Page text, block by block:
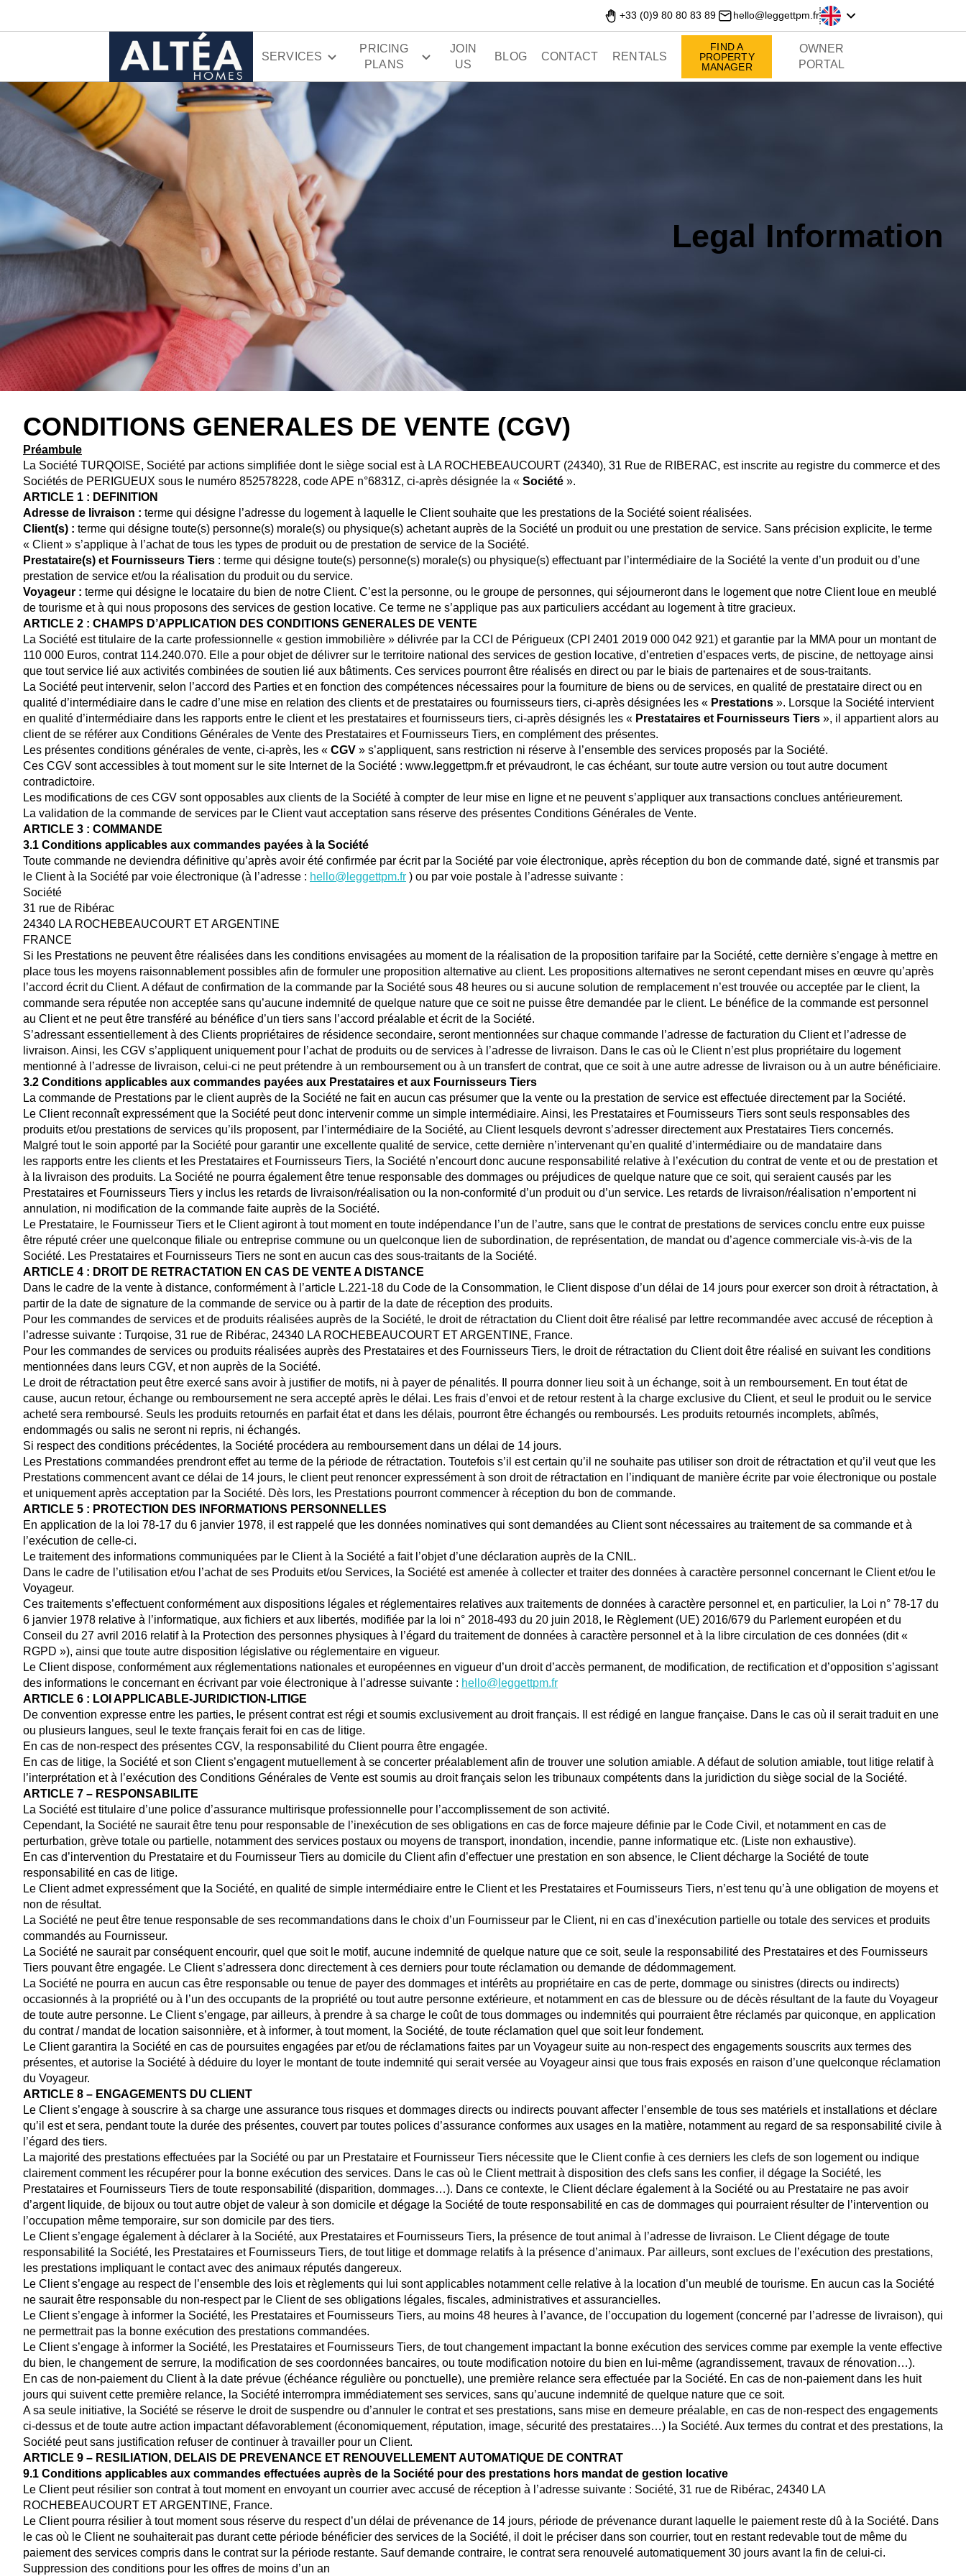
+33 (0)9 80 80 83 89 hello@leggettpm.fr
SERVICES
PRICING
PLANS
JOIN
US
BLOG CONTACT RENTALS
FIND A
PROPERTY
MANAGER
OWNER
PORTAL
Legal Information
CONDITIONS GENERALES DE VENTE (CGV)
Préambule
La Société TURQOISE, Société par actions simplifiée dont le siège social est à LA ROCHEBEAUCOURT (24340), 31 Rue de RIBERAC, est inscrite au registre du commerce et des
Sociétés de PERIGUEUX sous le numéro 852578228, code APE n°6831Z, ci-après désignée la « Société ».
ARTICLE 1 : DEFINITION
Adresse de livraison : terme qui désigne l’adresse du logement à laquelle le Client souhaite que les prestations de la Société soient réalisées.
Client(s) : terme qui désigne toute(s) personne(s) morale(s) ou physique(s) achetant auprès de la Société un produit ou une prestation de service. Sans précision explicite, le terme
« Client » s’applique à l’achat de tous les types de produit ou de prestation de service de la Société.
Prestataire(s) et Fournisseurs Tiers : terme qui désigne toute(s) personne(s) morale(s) ou physique(s) effectuant par l’intermédiaire de la Société la vente d’un produit ou d’une
prestation de service et/ou la réalisation du produit ou du service.
Voyageur : terme qui désigne le locataire du bien de notre Client. C’est la personne, ou le groupe de personnes, qui séjourneront dans le logement que notre Client loue en meublé
de tourisme et à qui nous proposons des services de gestion locative. Ce terme ne s’applique pas aux particuliers accédant au logement à titre gracieux.
ARTICLE 2 : CHAMPS D’APPLICATION DES CONDITIONS GENERALES DE VENTE
La Société est titulaire de la carte professionnelle « gestion immobilière » délivrée par la CCI de Périgueux (CPI 2401 2019 000 042 921) et garantie par la MMA pour un montant de
110 000 Euros, contrat 114.240.070. Elle a pour objet de délivrer sur le territoire national des services de gestion locative, d’entretien d’espaces verts, de piscine, de nettoyage ainsi
que tout service lié aux activités combinées de soutien lié aux bâtiments. Ces services pourront être réalisés en direct ou par le biais de partenaires et de sous-traitants.
La Société peut intervenir, selon l’accord des Parties et en fonction des compétences nécessaires pour la fourniture de biens ou de services, en qualité de prestataire direct ou en
qualité d’intermédiaire dans le cadre d’une mise en relation des clients et de prestataires ou fournisseurs tiers, ci-après désignées les « Prestations ». Lorsque la Société intervient
en qualité d’intermédiaire dans les rapports entre le client et les prestataires et fournisseurs tiers, ci-après désignés les « Prestataires et Fournisseurs Tiers », il appartient alors au
client de se référer aux Conditions Générales de Vente des Prestataires et Fournisseurs Tiers, en complément des présentes.
Les présentes conditions générales de vente, ci-après, les « CGV » s’appliquent, sans restriction ni réserve à l’ensemble des services proposés par la Société.
Ces CGV sont accessibles à tout moment sur le site Internet de la Société : www.leggettpm.fr et prévaudront, le cas échéant, sur toute autre version ou tout autre document
contradictoire.
Les modifications de ces CGV sont opposables aux clients de la Société à compter de leur mise en ligne et ne peuvent s’appliquer aux transactions conclues antérieurement.
La validation de la commande de services par le Client vaut acceptation sans réserve des présentes Conditions Générales de Vente.
ARTICLE 3 : COMMANDE
3.1 Conditions applicables aux commandes payées à la Société
Toute commande ne deviendra définitive qu’après avoir été confirmée par écrit par la Société par voie électronique, après réception du bon de commande daté, signé et transmis par
le Client à la Société par voie électronique (à l’adresse : hello@leggettpm.fr ) ou par voie postale à l’adresse suivante :
Société
31 rue de Ribérac
24340 LA ROCHEBEAUCOURT ET ARGENTINE
FRANCE
Si les Prestations ne peuvent être réalisées dans les conditions envisagées au moment de la réalisation de la proposition tarifaire par la Société, cette dernière s’engage à mettre en
place tous les moyens raisonnablement possibles afin de formuler une proposition alternative au client. Les propositions alternatives ne seront cependant mises en œuvre qu’après
l’accord écrit du Client. A défaut de confirmation de la commande par la Société sous 48 heures ou si aucune solution de remplacement n’est trouvée ou acceptée par le client, la
commande sera réputée non acceptée sans qu’aucune indemnité de quelque nature que ce soit ne puisse être demandée par le client. Le bénéfice de la commande est personnel
au Client et ne peut être transféré au bénéfice d’un tiers sans l’accord préalable et écrit de la Société.
S’adressant essentiellement à des Clients propriétaires de résidence secondaire, seront mentionnées sur chaque commande l’adresse de facturation du Client et l’adresse de
livraison. Ainsi, les CGV s’appliquent uniquement pour l’achat de produits ou de services à l’adresse de livraison. Dans le cas où le Client n’est plus propriétaire du logement
mentionné à l’adresse de livraison, celui-ci ne peut prétendre à un remboursement ou à un transfert de contrat, que ce soit à une autre adresse de livraison ou à un autre bénéficiaire.
3.2 Conditions applicables aux commandes payées aux Prestataires et aux Fournisseurs Tiers
La commande de Prestations par le client auprès de la Société ne fait en aucun cas présumer que la vente ou la prestation de service est effectuée directement par la Société.
Le Client reconnaît expressément que la Société peut donc intervenir comme un simple intermédiaire. Ainsi, les Prestataires et Fournisseurs Tiers sont seuls responsables des
produits et/ou prestations de services qu’ils proposent, par l’intermédiaire de la Société, au Client lesquels devront s’adresser directement aux Prestataires Tiers concernés.
Malgré tout le soin apporté par la Société pour garantir une excellente qualité de service, cette dernière n’intervenant qu’en qualité d’intermédiaire ou de mandataire dans
les rapports entre les clients et les Prestataires et Fournisseurs Tiers, la Société n’encourt donc aucune responsabilité relative à l’exécution du contrat de vente et ou de prestation et
à la livraison des produits. La Société ne pourra également être tenue responsable des dommages ou préjudices de quelque nature que ce soit, qui seraient causés par les
Prestataires et Fournisseurs Tiers y inclus les retards de livraison/réalisation ou la non-conformité d’un produit ou d’un service. Les retards de livraison/réalisation n’emportent ni
annulation, ni modification de la commande faite auprès de la Société.
Le Prestataire, le Fournisseur Tiers et le Client agiront à tout moment en toute indépendance l’un de l’autre, sans que le contrat de prestations de services conclu entre eux puisse
être réputé créer une quelconque filiale ou entreprise commune ou un quelconque lien de subordination, de représentation, de mandat ou d’agence commerciale vis-à-vis de la
Société. Les Prestataires et Fournisseurs Tiers ne sont en aucun cas des sous-traitants de la Société.
ARTICLE 4 : DROIT DE RETRACTATION EN CAS DE VENTE A DISTANCE
Dans le cadre de la vente à distance, conformément à l’article L.221-18 du Code de la Consommation, le Client dispose d’un délai de 14 jours pour exercer son droit à rétractation, à
partir de la date de signature de la commande de service ou à partir de la date de réception des produits.
Pour les commandes de services et de produits réalisées auprès de la Société, le droit de rétractation du Client doit être réalisé par lettre recommandée avec accusé de réception à
l’adresse suivante : Turqoise, 31 rue de Ribérac, 24340 LA ROCHEBEAUCOURT ET ARGENTINE, France.
Pour les commandes de services ou produits réalisées auprès des Prestataires et des Fournisseurs Tiers, le droit de rétractation du Client doit être réalisé en suivant les conditions
mentionnées dans leurs CGV, et non auprès de la Société.
Le droit de rétractation peut être exercé sans avoir à justifier de motifs, ni à payer de pénalités. Il pourra donner lieu soit à un échange, soit à un remboursement. En tout état de
cause, aucun retour, échange ou remboursement ne sera accepté après le délai. Les frais d’envoi et de retour restent à la charge exclusive du Client, et seul le produit ou le service
acheté sera remboursé. Seuls les produits retournés en parfait état et dans les délais, pourront être échangés ou remboursés. Les produits retournés incomplets, abîmés,
endommagés ou salis ne seront ni repris, ni échangés.
Si respect des conditions précédentes, la Société procédera au remboursement dans un délai de 14 jours.
Les Prestations commandées prendront effet au terme de la période de rétractation. Toutefois s’il est certain qu’il ne souhaite pas utiliser son droit de rétractation et qu’il veut que les
Prestations commencent avant ce délai de 14 jours, le client peut renoncer expressément à son droit de rétractation en l’indiquant de manière écrite par voie électronique ou postale
et uniquement après acceptation par la Société. Dès lors, les Prestations pourront commencer à réception du bon de commande.
ARTICLE 5 : PROTECTION DES INFORMATIONS PERSONNELLES
En application de la loi 78-17 du 6 janvier 1978, il est rappelé que les données nominatives qui sont demandées au Client sont nécessaires au traitement de sa commande et à
l’exécution de celle-ci.
Le traitement des informations communiquées par le Client à la Société a fait l’objet d’une déclaration auprès de la CNIL.
Dans le cadre de l’utilisation et/ou l’achat de ses Produits et/ou Services, la Société est amenée à collecter et traiter des données à caractère personnel concernant le Client et/ou le
Voyageur.
Ces traitements s’effectuent conformément aux dispositions légales et réglementaires relatives aux traitements de données à caractère personnel et, en particulier, la Loi n° 78-17 du
6 janvier 1978 relative à l’informatique, aux fichiers et aux libertés, modifiée par la loi n° 2018-493 du 20 juin 2018, le Règlement (UE) 2016/679 du Parlement européen et du
Conseil du 27 avril 2016 relatif à la Protection des personnes physiques à l’égard du traitement de données à caractère personnel et à la libre circulation de ces données (dit «
RGPD »), ainsi que toute autre disposition législative ou réglementaire en vigueur.
Le Client dispose, conformément aux réglementations nationales et européennes en vigueur d’un droit d’accès permanent, de modification, de rectification et d’opposition s’agissant
des informations le concernant en écrivant par voie électronique à l’adresse suivante : hello@leggettpm.fr
ARTICLE 6 : LOI APPLICABLE-JURIDICTION-LITIGE
De convention expresse entre les parties, le présent contrat est régi et soumis exclusivement au droit français. Il est rédigé en langue française. Dans le cas où il serait traduit en une
ou plusieurs langues, seul le texte français ferait foi en cas de litige.
En cas de non-respect des présentes CGV, la responsabilité du Client pourra être engagée.
En cas de litige, la Société et son Client s’engagent mutuellement à se concerter préalablement afin de trouver une solution amiable. A défaut de solution amiable, tout litige relatif à
l’interprétation et à l’exécution des Conditions Générales de Vente est soumis au droit français selon les tribunaux compétents dans la juridiction du siège social de la Société.
ARTICLE 7 – RESPONSABILITE
La Société est titulaire d’une police d’assurance multirisque professionnelle pour l’accomplissement de son activité.
Cependant, la Société ne saurait être tenu pour responsable de l’inexécution de ses obligations en cas de force majeure définie par le Code Civil, et notamment en cas de
perturbation, grève totale ou partielle, notamment des services postaux ou moyens de transport, inondation, incendie, panne informatique etc. (Liste non exhaustive).
En cas d’intervention du Prestataire et du Fournisseur Tiers au domicile du Client afin d’effectuer une prestation en son absence, le Client décharge la Société de toute
responsabilité en cas de litige.
Le Client admet expressément que la Société, en qualité de simple intermédiaire entre le Client et les Prestataires et Fournisseurs Tiers, n’est tenu qu’à une obligation de moyens et
non de résultat.
La Société ne peut être tenue responsable de ses recommandations dans le choix d’un Fournisseur par le Client, ni en cas d’inexécution partielle ou totale des services et produits
commandés au Fournisseur.
La Société ne saurait par conséquent encourir, quel que soit le motif, aucune indemnité de quelque nature que ce soit, seule la responsabilité des Prestataires et des Fournisseurs
Tiers pouvant être engagée. Le Client s’adressera donc directement à ces derniers pour toute réclamation ou demande de dédommagement.
La Société ne pourra en aucun cas être responsable ou tenue de payer des dommages et intérêts au propriétaire en cas de perte, dommage ou sinistres (directs ou indirects)
occasionnés à la propriété ou à l’un des occupants de la propriété ou tout autre personne extérieure, et notamment en cas de blessure ou de décès résultant de la faute du Voyageur
de toute autre personne. Le Client s’engage, par ailleurs, à prendre à sa charge le coût de tous dommages ou indemnités qui pourraient être réclamés par quiconque, en application
du contrat / mandat de location saisonnière, et à informer, à tout moment, la Société, de toute réclamation quel que soit leur fondement.
Le Client garantira la Société en cas de poursuites engagées par et/ou de réclamations faites par un Voyageur suite au non-respect des engagements souscrits aux termes des
présentes, et autorise la Société à déduire du loyer le montant de toute indemnité qui serait versée au Voyageur ainsi que tous frais exposés en raison d’une quelconque réclamation
du Voyageur.
ARTICLE 8 – ENGAGEMENTS DU CLIENT
Le Client s’engage à souscrire à sa charge une assurance tous risques et dommages directs ou indirects pouvant affecter l’ensemble de tous ses matériels et installations et déclare
qu’il est et sera, pendant toute la durée des présentes, couvert par toutes polices d’assurance conformes aux usages en la matière, notamment au regard de sa responsabilité civile à
l’égard des tiers.
La majorité des prestations effectuées par la Société ou par un Prestataire et Fournisseur Tiers nécessite que le Client confie à ces derniers les clefs de son logement ou indique
clairement comment les récupérer pour la bonne exécution des services. Dans le cas où le Client mettrait à disposition des clefs sans les confier, il dégage la Société, les
Prestataires et Fournisseurs Tiers de toute responsabilité (disparition, dommages…). Dans ce contexte, le Client déclare également à la Société ou au Prestataire ne pas avoir
d’argent liquide, de bijoux ou tout autre objet de valeur à son domicile et dégage la Société de toute responsabilité en cas de dommages qui pourraient résulter de l’intervention ou
l’occupation même temporaire, sur son domicile par des tiers.
Le Client s’engage également à déclarer à la Société, aux Prestataires et Fournisseurs Tiers, la présence de tout animal à l’adresse de livraison. Le Client dégage de toute
responsabilité la Société, les Prestataires et Fournisseurs Tiers, de tout litige et dommage relatifs à la présence d’animaux. Par ailleurs, sont exclues de l’exécution des prestations,
les prestations impliquant le contact avec des animaux réputés dangereux.
Le Client s’engage au respect de l’ensemble des lois et règlements qui lui sont applicables notamment celle relative à la location d’un meublé de tourisme. En aucun cas la Société
ne saurait être responsable du non-respect par le Client de ses obligations légales, fiscales, administratives et assurancielles.
Le Client s’engage à informer la Société, les Prestataires et Fournisseurs Tiers, au moins 48 heures à l’avance, de l’occupation du logement (concerné par l’adresse de livraison), qui
ne permettrait pas la bonne exécution des prestations commandées.
Le Client s’engage à informer la Société, les Prestataires et Fournisseurs Tiers, de tout changement impactant la bonne exécution des services comme par exemple la vente effective
du bien, le changement de serrure, la modification de ses coordonnées bancaires, ou toute modification notoire du bien en lui-même (agrandissement, travaux de rénovation…).
En cas de non-paiement du Client à la date prévue (échéance régulière ou ponctuelle), une première relance sera effectuée par la Société. En cas de non-paiement dans les huit
jours qui suivent cette première relance, la Société interrompra immédiatement ses services, sans qu’aucune indemnité de quelque nature que ce soit.
A sa seule initiative, la Société se réserve le droit de suspendre ou d’annuler le contrat et ses prestations, sans mise en demeure préalable, en cas de non-respect des engagements
ci-dessus et de toute autre action impactant défavorablement (économiquement, réputation, image, sécurité des prestataires…) la Société. Aux termes du contrat et des prestations, la
Société peut sans justification refuser de continuer à travailler pour un Client.
ARTICLE 9 – RESILIATION, DELAIS DE PREVENANCE ET RENOUVELLEMENT AUTOMATIQUE DE CONTRAT
9.1 Conditions applicables aux commandes effectuées auprès de la Société pour des prestations hors mandat de gestion locative
Le Client peut résilier son contrat à tout moment en envoyant un courrier avec accusé de réception à l’adresse suivante : Société, 31 rue de Ribérac, 24340 LA
ROCHEBEAUCOURT ET ARGENTINE, France.
Le Client pourra résilier à tout moment sous réserve du respect d’un délai de prévenance de 14 jours, période de prévenance durant laquelle le paiement reste dû à la Société. Dans
le cas où le Client ne souhaiterait pas durant cette période bénéficier des services de la Société, il doit le préciser dans son courrier, tout en restant redevable tout de même du
paiement des services compris dans le contrat sur la période restante. Sauf demande contraire, le contrat sera renouvelé automatiquement 30 jours avant la fin de celui-ci.
Suppression des conditions pour les offres de moins d’un an